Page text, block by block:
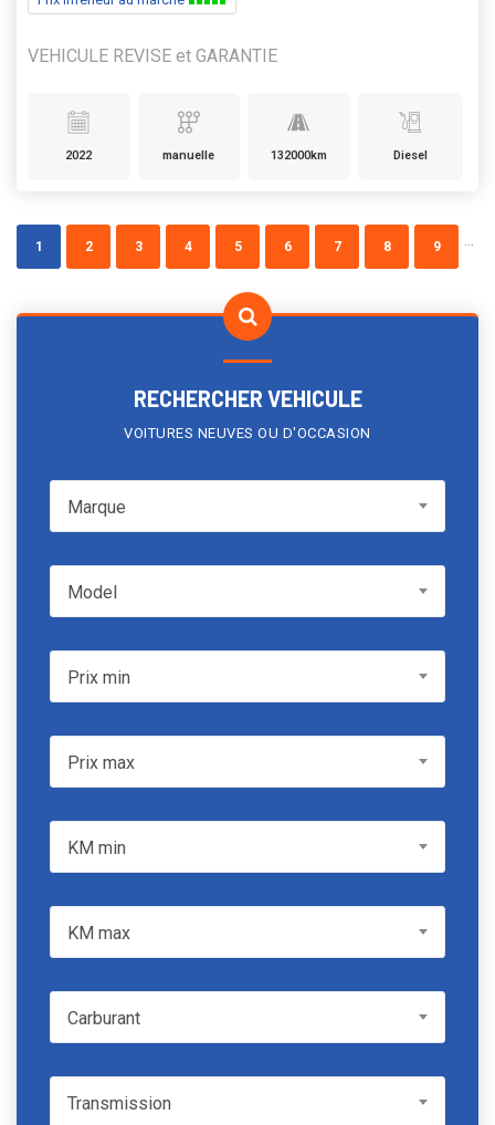
VEHICULE REVISE et GARANTIE
2022 manuelle 132000km Diesel
1 2 3 4 5 6 7 8 9
RECHERCHER VEHICULE
VOITURES NEUVES OU D'OCCASION
MarqueMarque
ModelModel
Prix minPrix min
Prix maxPrix max
KM min
KM max
CarburantCarburant
TransmissionTransmission